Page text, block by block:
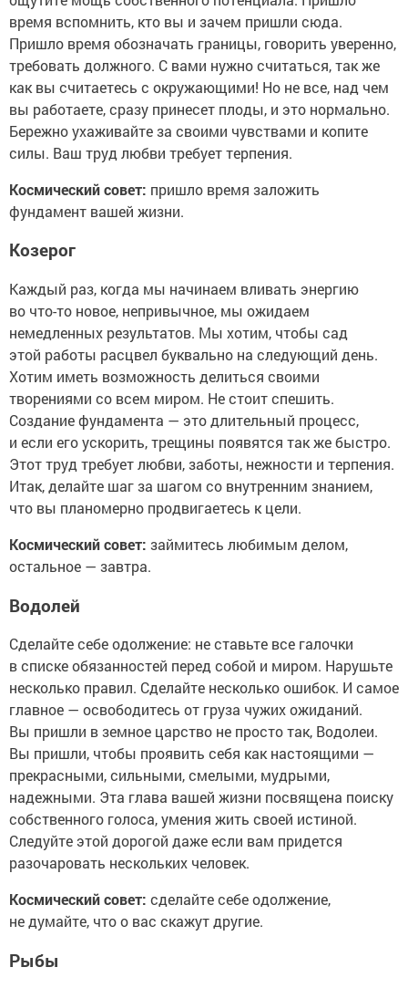
время вспомнить, кто вы и зачем пришли сюда.
Пришло время обозначать границы, говорить уверенно,
требовать должного. С вами нужно считаться, так же
как вы считаетесь с окружающими! Но не все, над чем
вы работаете, сразу принесет плоды, и это нормально.
Бережно ухаживайте за своими чувствами и копите
силы. Ваш труд любви требует терпения.
Космический совет: пришло время заложить
фундамент вашей жизни.
Козерог
Каждый раз, когда мы начинаем вливать энергию
во что-то новое, непривычное, мы ожидаем
немедленных результатов. Мы хотим, чтобы сад
этой работы расцвел буквально на следующий день.
Хотим иметь возможность делиться своими
творениями со всем миром. Не стоит спешить.
Создание фундамента — это длительный процесс,
и если его ускорить, трещины появятся так же быстро.
Этот труд требует любви, заботы, нежности и терпения.
Итак, делайте шаг за шагом со внутренним знанием,
что вы планомерно продвигаетесь к цели.
Космический совет: займитесь любимым делом,
остальное — завтра.
Водолей
Сделайте себе одолжение: не ставьте все галочки
в списке обязанностей перед собой и миром. Нарушьте
несколько правил. Сделайте несколько ошибок. И самое
главное — освободитесь от груза чужих ожиданий.
Вы пришли в земное царство не просто так, Водолеи.
Вы пришли, чтобы проявить себя как настоящими —
прекрасными, сильными, смелыми, мудрыми,
надежными. Эта глава вашей жизни посвящена поиску
собственного голоса, умения жить своей истиной.
Следуйте этой дорогой даже если вам придется
разочаровать нескольких человек.
Космический совет: сделайте себе одолжение,
не думайте, что о вас скажут другие.
Рыбы